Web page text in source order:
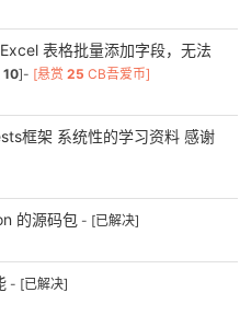
表格批量添加字段，无法
10]- [悬赏 25 CB吾爱币]
框架 系统性的学习资料 感谢
的源码包 - [已解决]
- [已解决]